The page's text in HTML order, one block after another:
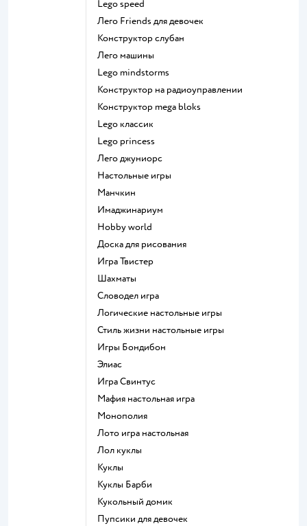
Lego speed
Лего Friends для девочек
Конструктор слубан
Лего машины
Lego mindstorms
Конструктор на радиоуправлении
Конструктор mega bloks
Lego классик
Lego princess
Лего джуниорс
Настольные игры
Манчкин
Имаджинариум
Hobby world
Доска для рисования
Игра Твистер
Шахматы
Словодел игра
Логические настольные игры
Стиль жизни настольные игры
Игры Бондибон
Элиас
Игра Свинтус
Мафия настольная игра
Монополия
Лото игра настольная
Лол куклы
Куклы
Куклы Барби
Кукольный домик
Пупсики для девочек